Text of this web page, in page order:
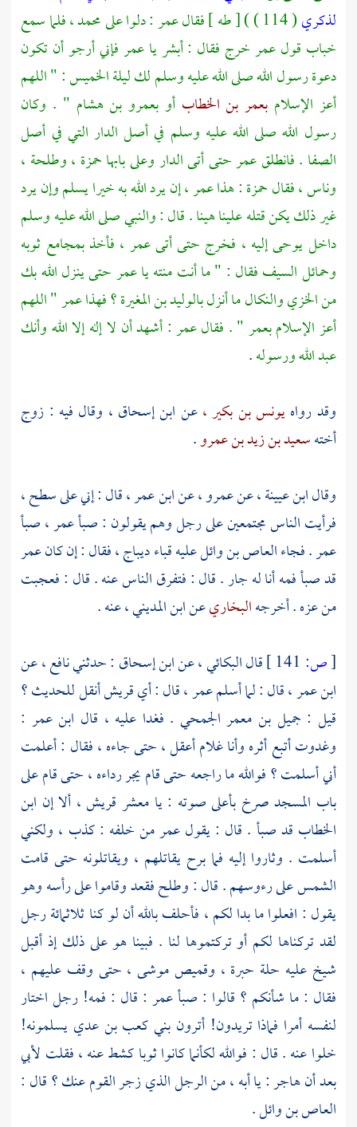
لذكري( 114 ) ) [ طه ] فقال عمر: دلوا علىمحمد ،فلما سمع
خباب قولعمرخرج فقال : أبشر ياعمرفإني أرجو أن تكون
دعوة رسول الله صلى الله عليه وسلم لك ليلة الخميس : " اللهم
أعز الإسلام بعمر بن الخطابأو بعمرو بن هشام " . وكان
رسول الله صلى الله عليه وسلم في أصل الدار التي في أصل
الصفا . فانطلقعمرحتى أتى الدار وعلى بابهاحمزة ،وطلحة ،
وناس ، فقالحمزة: هذاعمر ،إن يرد الله به خيرا يسلم وإن يرد
غير ذلك يكن قتله علينا هينا . قال : والنبي صلى الله عليه وسلم
داخل يوحى إليه ، فخرج حتى أتىعمر ، فأخذ بمجامع ثوبه
وحمائل السيف فقال : " ما أنت منته ياعمرحتى ينزل الله بك
من الخزي والنكال ما أنزلبالوليد بن المغيرة؟ فهذاعمر" اللهم
أعز الإسلامبعمر" . فقالعمر: أشهد أن لا إله إلا الله وأنك
عبد الله ورسوله.
وقد رواهيونس بن بكير ،عن ابن إسحاق ، وقال فيه : زوج
أختهسعيد بن زيد بن عمرو.
وقالابن عيينة ،عنعمرو ،عنابن عمر ،قال : إني على سطح ،
فرأيت الناس مجتمعين على رجل وهم يقولون : صبأعمر ،صبأ
عمر. فجاءالعاص بن وائلعليه قباء ديباج ، فقال : إن كانعمر
قد صبأ فمه أنا له جار . قال : فتفرق الناس عنه . قال : فعجبت
من عزه . أخرجهالبخاريعنابن المديني ،عنه .
[ص: قالالبكائي ،عنابن إسحاق : حدثنينافع ،عن
ابن عمر ،قال : لما أسلمعمر ،قال : أيقريشأنقل للحديث ؟
قيل : جميل بن معمر الجمحي . فغدا عليه ، قال ابن عمر :
وغدوت أتبع أثره وأنا غلام أعقل ، حتى جاءه ، فقال : أعلمت
أني أسلمت ؟ فوالله ما راجعه حتى قام يجر رداءه ، حتى قام على
باب المسجد صرخ بأعلى صوته : يا معشر قريش ، ألا إن ابن
الخطاب قد صبأ . قال : يقولعمرمن خلفه : كذب ، ولكني
أسلمت . وثاروا إليه فما برح يقاتلهم ، ويقاتلونه حتى قامت
الشمس على رءوسهم . قال : وطلح فقعد وقاموا على رأسه وهو
يقول : افعلوا ما بدا لكم ، فأحلف بالله أن لو كنا ثلاثمائة رجل
لقد تركناها لكم أو تركتموها لنا . فبينا هو على ذلك إذ أقبل
شيخ عليه حلة حبرة ، وقميص موشى ، حتى وقف عليهم ،
فقال : ما شأنكم ؟ قالوا : صبأعمر : قال : فمه! رجل اختار
لنفسه أمرا فماذا تريدون! أترون بني كعب بن عدي يسلمونه!
خلوا عنه . قال : فوالله لكأنما كانوا ثوبا كشط عنه ، فقلت لأبي
بعد أن هاجر : يا أبه ، من الرجل الذي زجر القوم عنك ؟ قال :
العاص بن وائل.